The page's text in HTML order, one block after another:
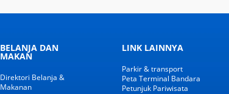
BELANJA DAN
MAKAN
Direktori Belanja &
Makanan
LINK LAINNYA
Parkir & transport
Peta Terminal Bandara
Petunjuk Pariwisata